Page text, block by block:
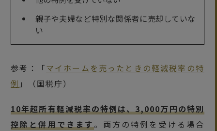
親子や夫婦など特別な関係者に売却していな
い
参考：「マイホームを売ったときの軽減税率の特
例 」（国税庁）
10年超所有軽減税率の特例は、3,000万円の特別
控除と併用できます。両方の特例を受ける場合